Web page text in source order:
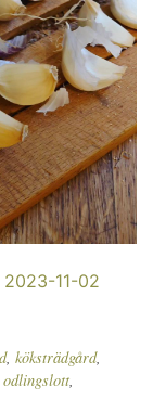
11-02
, köksträdgård,
odlingslott,